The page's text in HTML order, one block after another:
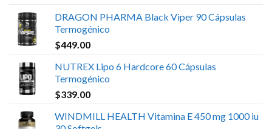
DRAGON PHARMA Black Viper 90 Cápsulas
Termogénico
$449.00
NUTREX Lipo 6 Hardcore 60 Cápsulas
Termogénico
$339.00
WINDMILL HEALTH Vitamina E 450 mg 1000 iu